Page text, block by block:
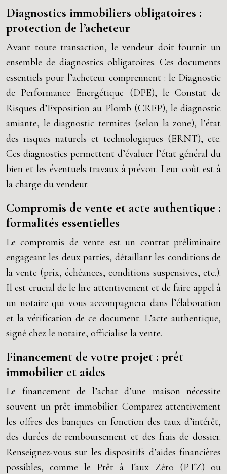
Diagnostics immobiliers obligatoires :
protection de l’acheteur
Avant toute transaction, le vendeur doit fournir un
ensemble de diagnostics obligatoires. Ces documents
essentiels pour l’acheteur comprennent : le Diagnostic
de Performance Energétique (DPE), le Constat de
Risques d’Exposition au Plomb (CREP), le diagnostic
amiante, le diagnostic termites (selon la zone), l’état
des risques naturels et technologiques (ERNT), etc.
Ces diagnostics permettent d’évaluer l’état général du
bien et les éventuels travaux à prévoir. Leur coût est à
la charge du vendeur.
Compromis de vente et acte authentique :
formalités essentielles
Le compromis de vente est un contrat préliminaire
engageant les deux parties, détaillant les conditions de
la vente (prix, échéances, conditions suspensives, etc.).
Il est crucial de le lire attentivement et de faire appel à
un notaire qui vous accompagnera dans l’élaboration
et la vérification de ce document. L’acte authentique,
signé chez le notaire, officialise la vente.
Financement de votre projet : prêt
immobilier et aides
Le financement de l’achat d’une maison nécessite
souvent un prêt immobilier. Comparez attentivement
les offres des banques en fonction des taux d’intérêt,
des durées de remboursement et des frais de dossier.
Renseignez-vous sur les dispositifs d’aides financières
possibles, comme le Prêt à Taux Zéro (PTZ) ou